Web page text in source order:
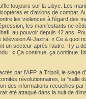
toujours sur la Libye. Les
et d’avions de combat.
les violences à l’égard des
les manifestants ne
au pouvoir depuis 42 ans.
Al-Jazira. « Ce à quoi
un secteur après l’autre. Il y a
: « Ça continue, ça continue.
par l’AFP, à Tripoli, le siège
révolutionnaires, la "salle
des informations recueillies
été attaqué dans la nuit de